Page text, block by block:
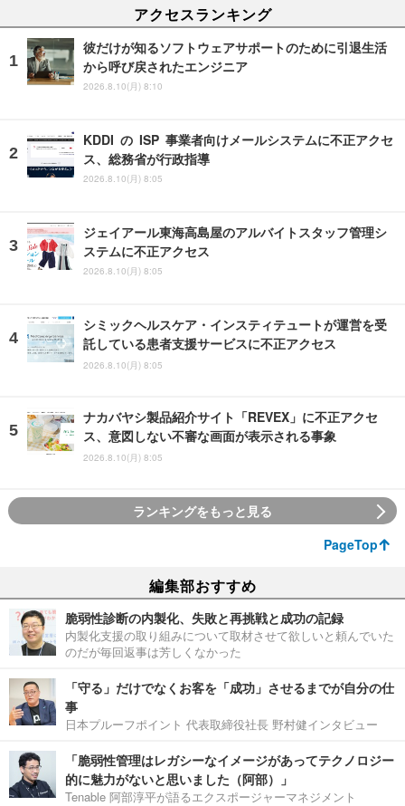
アクセスランキング
彼だけが知るソフトウェアサポートのために引退生活
から呼び戻されたエンジニア
2026.8.10(月) 8:10
KDDI の ISP 事業者向けメールシステムに不正アクセ
ス、総務省が行政指導
2026.8.10(月) 8:05
ジェイアール東海高島屋のアルバイトスタッフ管理シ
ステムに不正アクセス
2026.8.10(月) 8:05
シミックヘルスケア・インスティテュートが運営を受
託している患者支援サービスに不正アクセス
2026.8.10(月) 8:05
ナカバヤシ製品紹介サイト「REVEX」に不正アクセ
ス、意図しない不審な画面が表示される事象
2026.8.10(月) 8:05
ランキングをもっと見る
PageTop
編集部おすすめ
脆弱性診断の内製化、失敗と再挑戦と成功の記録
内製化支援の取り組みについて取材させて欲しいと頼んでいた
のだが毎回返事は芳しくなかった
「守る」だけでなくお客を「成功」させるまでが自分の仕
事
日本プルーフポイント 代表取締役社長 野村健インタビュー
「脆弱性管理はレガシーなイメージがあってテクノロジー
的に魅力がないと思いました（阿部）」
Tenable 阿部淳平が語るエクスポージャーマネジメント